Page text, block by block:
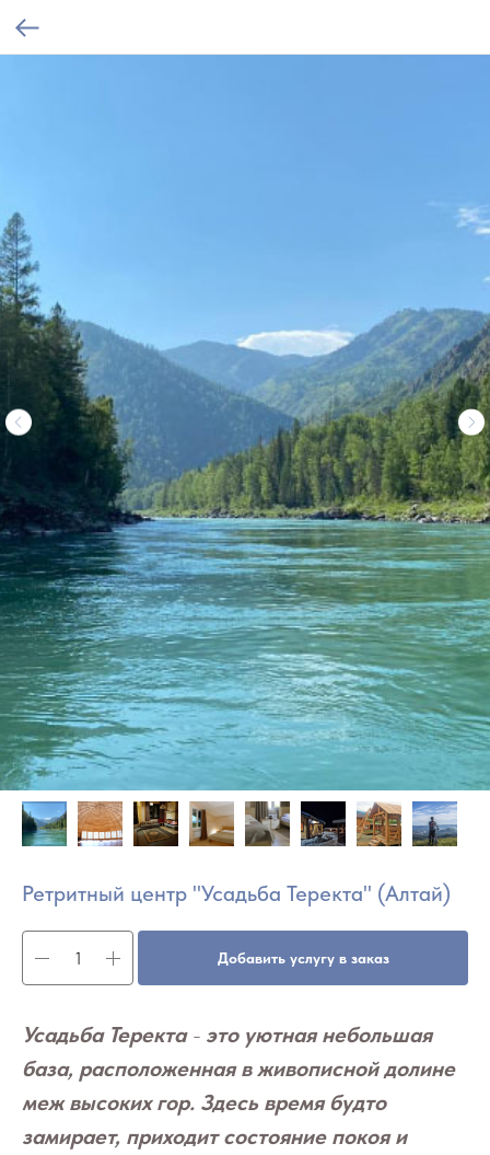
Ретритный центр "Усадьба Теректа" (Алтай)
Добавить услугу в заказ
Усадьба Теректа - это уютная небольшая
база, расположенная в живописной долине
меж высоких гор. Здесь время будто
замирает, приходит состояние покоя и